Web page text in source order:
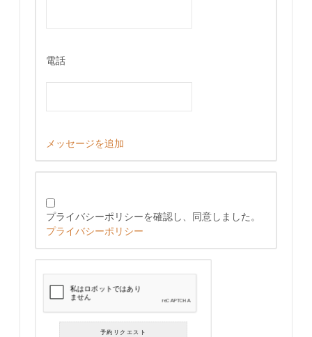
電話
メッセージを追加
プライバシーポリシーを確認し、同意しました。
プライバシーポリシー
予約リクエスト